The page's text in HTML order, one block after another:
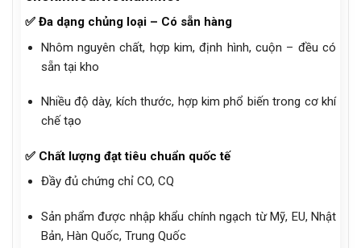
✅ Đa dạng chủng loại – Có sẵn hàng
Nhôm nguyên chất, hợp kim, định hình, cuộn – đều có
sẵn tại kho
Nhiều độ dày, kích thước, hợp kim phổ biến trong cơ khí
chế tạo
✅ Chất lượng đạt tiêu chuẩn quốc tế
Đầy đủ chứng chỉ CO, CQ
Sản phẩm được nhập khẩu chính ngạch từ Mỹ, EU, Nhật
Bản, Hàn Quốc, Trung Quốc